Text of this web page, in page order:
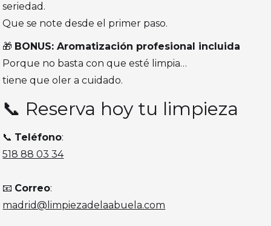
seriedad.
Que se note desde el primer paso.
🎁 BONUS: Aromatización profesional incluida
Porque no basta con que esté limpia…
tiene que oler a cuidado.
📞 Reserva hoy tu limpieza
📞 Teléfono:
518 88 03 34
📧 Correo:
madrid@limpiezadelaabuela.com